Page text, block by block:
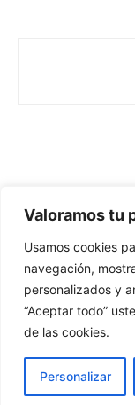
Valoramos tu
Usamos cookies
navegación,
personalizados y
“Aceptar todo”
de las cookies.
Personalizar
Redes Cristianas
Una mirada
- Colectivos de Redes